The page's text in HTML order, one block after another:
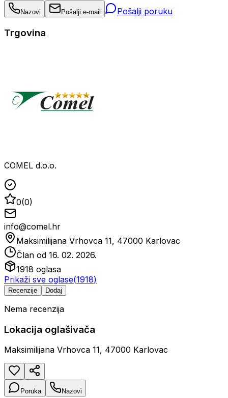
Nazovi Pošalji e-mail Pošalji poruku
Trgovina
COMEL d.o.o.
0(0)
info@comel.hr
Maksimilijana Vrhovca 11, 47000 Karlovac
Član od 16. 02. 2026.
1918 oglasa
Prikaži sve oglase(1918)
Recenzije Dodaj
Nema recenzija
Lokacija oglašivača
Maksimilijana Vrhovca 11, 47000 Karlovac
Poruka Nazovi